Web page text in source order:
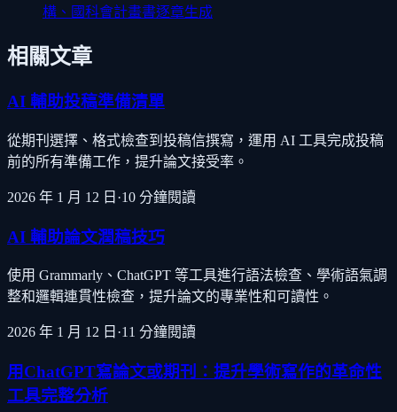
構、國科會計畫書逐章生成
相關文章
AI 輔助投稿準備清單
從期刊選擇、格式檢查到投稿信撰寫，運用 AI 工具完成投稿
前的所有準備工作，提升論文接受率。
2026 年 1 月 12 日 ·10 分鐘閱讀
AI 輔助論文潤稿技巧
使用 Grammarly、ChatGPT 等工具進行語法檢查、學術語氣調
整和邏輯連貫性檢查，提升論文的專業性和可讀性。
2026 年 1 月 12 日 ·11 分鐘閱讀
用ChatGPT寫論文或期刊：提升學術寫作的革命性
工具完整分析